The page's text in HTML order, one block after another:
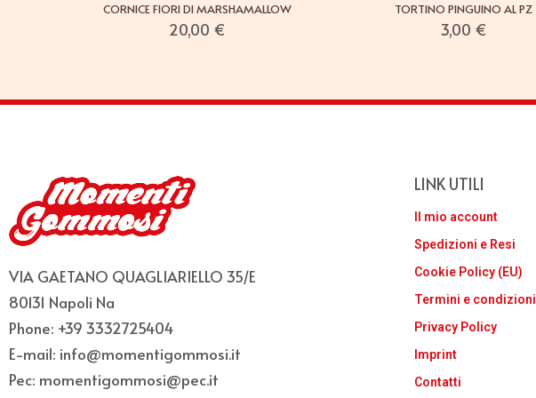
CORNICE FIORI DI MARSHAMALLOW
20,00 €
TORTINO PINGUINO AL PZ
3,00 €
VIA GAETANO QUAGLIARIELLO 35/E
80131 Napoli Na
Phone: +39 3332725404
E-mail: info@momentigommosi.it
Pec: momentigommosi@pec.it
LINK UTILI
Il mio account
Spedizioni e Resi
Cookie Policy (EU)
Termini e condizioni
Privacy Policy
Imprint
Contatti